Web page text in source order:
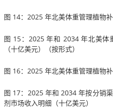
图 14：2025 年北美体重管理植物
图 15：2025 年和 2034 年北美
（十亿美元）（按形式）
图 16：2025 年北美体重管理植物
图 17：2025 年和 2034 年按分销
剂市场收入明细（十亿美元）